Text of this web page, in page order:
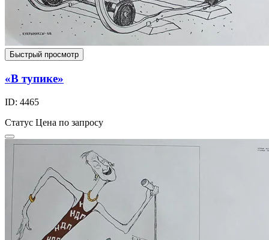
Быстрый просмотр
«В тупике»
ID: 4465
Статус Цена по запросу